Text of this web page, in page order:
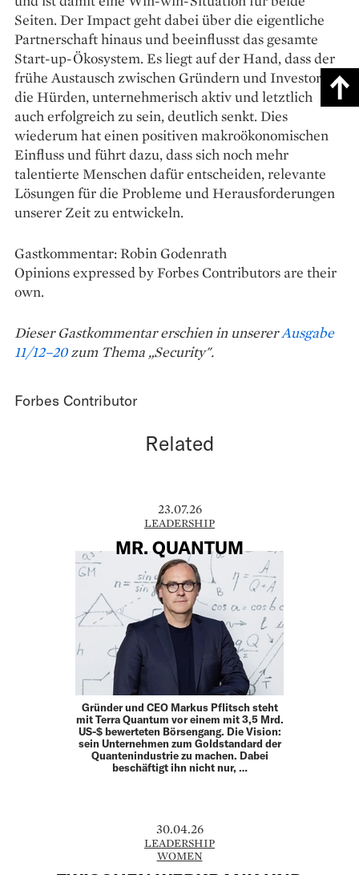
Seiten. Der Impact geht dabei über die eigentliche
Partnerschaft hinaus und beeinflusst das gesamte
Start-up-Ökosystem. Es liegt auf der Hand, dass der
frühe Austausch zwischen Gründern und Investoren
die Hürden, unternehmerisch aktiv und letztlich
auch erfolgreich zu sein, deutlich senkt. Dies
wiederum hat einen ­positiven makroökonomischen
Einfluss und führt dazu, dass sich noch mehr
talentierte Menschen dafür entscheiden, relevante
Lösungen für die Probleme und Herausforderungen
unserer Zeit zu entwickeln.
Gastkommentar: Robin Godenrath
Opinions expressed by Forbes Contributors are their
own.
Dieser Gastkommentar erschien in unsererAusgabe
11/12–20zum Thema „Security".
Forbes Contributor
Related
23.07.26
LEADERSHIP
MR. QUANTUM
Gründer und CEO Markus Pflitsch steht
mit Terra Quantum vor einem mit 3,5 Mrd.
US-$ bewerteten Börsengang. Die Vision:
sein Unternehmen zum Goldstandard der
Quantenindustrie zu machen. Dabei
beschäftigt ihn nicht nur, …
30.04.26
LEADERSHIP
WOMEN